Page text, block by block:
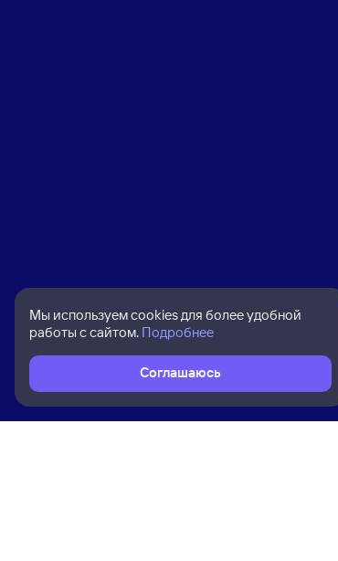
Мы используем cookies для более удобной
работы с сайтом. Подробнее
Соглашаюсь